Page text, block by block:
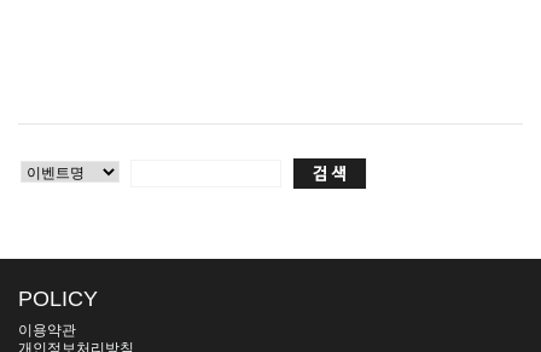
POLICY
이용약관